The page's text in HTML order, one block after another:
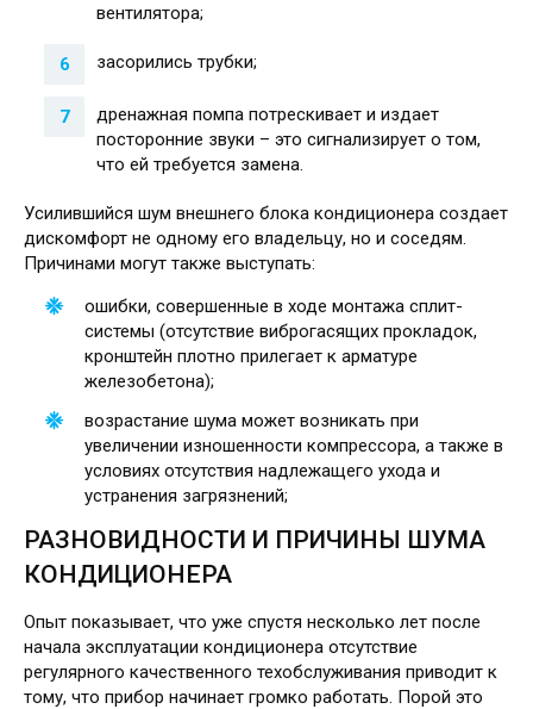
вентилятора;
засорились трубки;
дренажная помпа потрескивает и издает
посторонние звуки – это сигнализирует о том,
что ей требуется замена.
Усилившийся шум внешнего блока кондиционера создает
дискомфорт не одному его владельцу, но и соседям.
Причинами могут также выступать:
ошибки, совершенные в ходе монтажа сплит-
системы (отсутствие виброгасящих прокладок,
кронштейн плотно прилегает к арматуре
железобетона);
возрастание шума может возникать при
увеличении изношенности компрессора, а также в
условиях отсутствия надлежащего ухода и
устранения загрязнений;
РАЗНОВИДНОСТИ И ПРИЧИНЫ ШУМА
КОНДИЦИОНЕРА
Опыт показывает, что уже спустя несколько лет после
начала эксплуатации кондиционера отсутствие
регулярного качественного техобслуживания приводит к
тому, что прибор начинает громко работать. Порой это